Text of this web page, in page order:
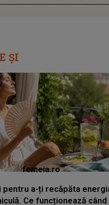
ȘI
femeia.ro
pentru a-ți recăpăta
Ce funcționează când